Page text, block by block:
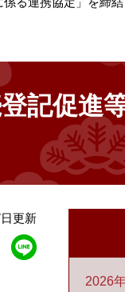
記促進
更新
2026